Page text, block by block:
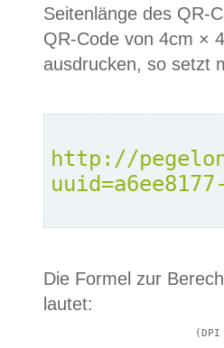
Seitenlänge des QR-
QR-Code von 4cm ×
ausdrucken, so setzt
http://
Die Formel zur
lautet: